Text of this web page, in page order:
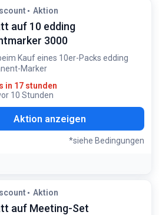
von go copy Premium 80
Aktion
auf 10 edding
3000
Kauf eines 10er-Packs edding
Marker
in 17 stunden
10 Stunden
Aktion anzeigen
*siehe Bedingungen
mit 10 Stück
Aktion
auf Meeting-Set